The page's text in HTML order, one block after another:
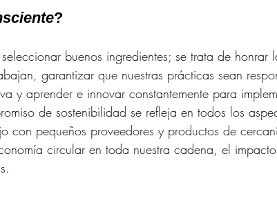
?
buenos ingredientes; se trata de honrar
garantizar que nuestras prácticas sean
y aprender e innovar constantemente para
de sostenibilidad se refleja en todos los
con pequeños proveedores y productos de
circular en toda nuestra cadena, el